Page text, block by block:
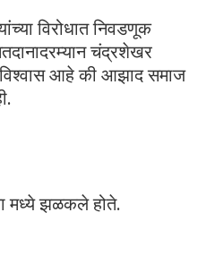
विरोधात निवडणूक
चंद्रशेखर
आहे की आझाद समाज
मध्ये झळकले होते.